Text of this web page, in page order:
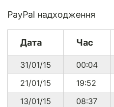
PayPal надходження
Дата Час
31/01/15 00:04
21/01/15
19:52
13/01/15
08:37